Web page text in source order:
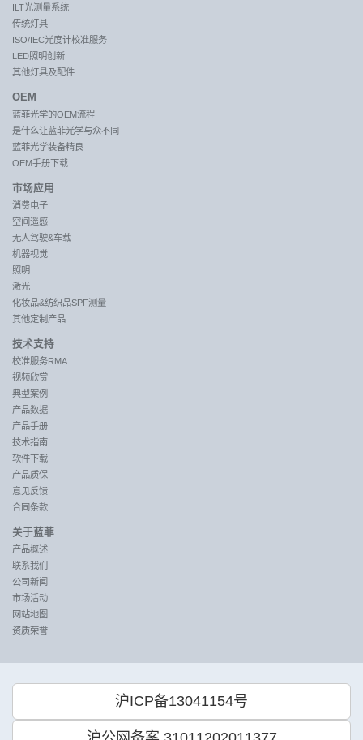
ILT光测量系统
传统灯具
ISO/IEC光度计校准服务
LED照明创新
其他灯具及配件
OEM
蓝菲光学的OEM流程
是什么让蓝菲光学与众不同
蓝菲光学装备精良
OEM手册下载
市场应用
消费电子
空间遥感
无人驾驶&车载
机器视觉
照明
激光
化妆品&纺织品SPF测量
其他定制产品
技术支持
校准服务RMA
视频欣赏
典型案例
产品数据
产品手册
技术指南
软件下载
产品质保
意见反馈
合同条款
关于蓝菲
产品概述
联系我们
公司新闻
市场活动
网站地图
资质荣誉
沪ICP备13041154号